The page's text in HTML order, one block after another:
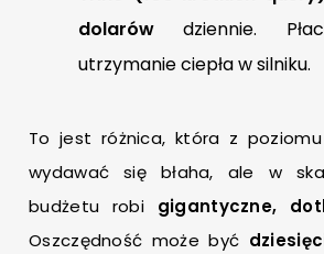
dolarów dziennie.
utrzymanie ciepła w silniku.
To jest różnica, która z
wydawać się błaha, ale w
budżetu robi gigantyczne,
Oszczędność może być